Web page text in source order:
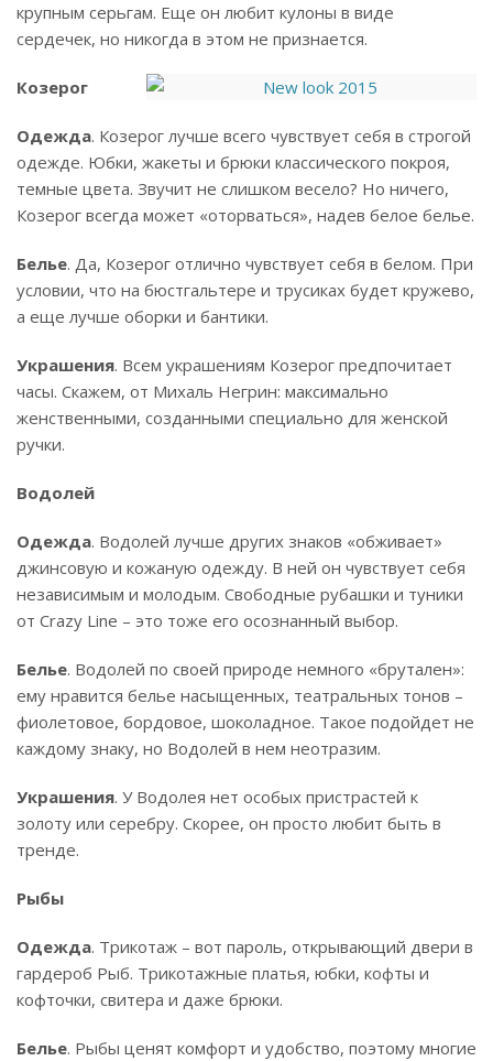
крупным серьгам. Еще он любит кулоны в виде
сердечек, но никогда в этом не признается.
Козерог
Одежда. Козерог лучше всего чувствует себя в строгой
одежде. Юбки, жакеты и брюки классического покроя,
темные цвета. Звучит не слишком весело? Но ничего,
Козерог всегда может «оторваться», надев белое белье.
Белье. Да, Козерог отлично чувствует себя в белом. При
условии, что на бюстгальтере и трусиках будет кружево,
а еще лучше оборки и бантики.
Украшения. Всем украшениям Козерог предпочитает
часы. Скажем, от Михаль Негрин: максимально
женственными, созданными специально для женской
ручки.
Водолей
Одежда. Водолей лучше других знаков «обживает»
джинсовую и кожаную одежду. В ней он чувствует себя
независимым и молодым. Свободные рубашки и туники
от Crazy Line – это тоже его осознанный выбор.
Белье. Водолей по своей природе немного «брутален»:
ему нравится белье насыщенных, театральных тонов –
фиолетовое, бордовое, шоколадное. Такое подойдет не
каждому знаку, но Водолей в нем неотразим.
Украшения. У Водолея нет особых пристрастей к
золоту или серебру. Скорее, он просто любит быть в
тренде.
Рыбы
Одежда. Трикотаж – вот пароль, открывающий двери в
гардероб Рыб. Трикотажные платья, юбки, кофты и
кофточки, свитера и даже брюки.
Белье. Рыбы ценят комфорт и удобство, поэтому многие